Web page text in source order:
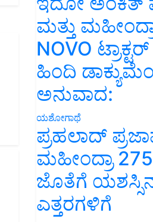
ಮತ್ತು
NOVO
ಹಿಂದಿ
ಅನುವಾದ:
ಯಶೋಗಾಥೆ
ಪ್ರಹಲಾದ್
ಮಹೀಂದ್ರಾ
ಜೊತೆಗೆ
ಎತ್ತರಗಳಿಗೆ